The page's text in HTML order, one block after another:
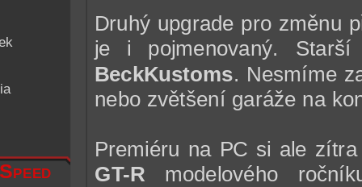
Druhý upgrade pro změnu
je i pojmenovaný.
BeckKustoms. Nesmíme
nebo zvětšení garáže na
Premiéru na PC si ale
GT-R modelového